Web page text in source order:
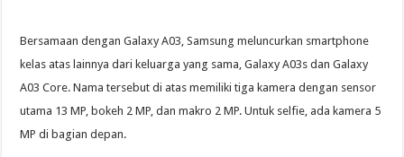
Bersamaan dengan Galaxy A03, Samsung meluncurkan smartphone
kelas atas lainnya dari keluarga yang sama, Galaxy A03s dan Galaxy
A03 Core. Nama tersebut di atas memiliki tiga kamera dengan sensor
utama 13 MP, bokeh 2 MP, dan makro 2 MP. Untuk selfie, ada kamera 5
MP di bagian depan.